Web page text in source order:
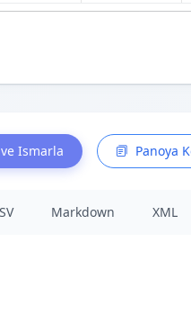
Ismarla Panoya
Markdown XML